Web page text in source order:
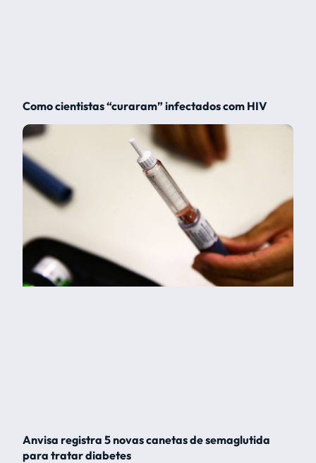
Como cientistas “curaram” infectados com HIV
Anvisa registra 5 novas canetas de semaglutida
para tratar diabetes